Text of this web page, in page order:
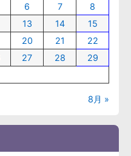
6 7
8
13 14
15
20 21
22
27 28
29
8月 »